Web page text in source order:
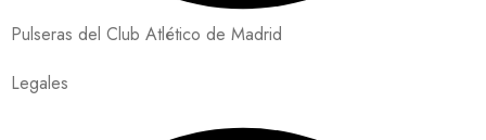
Pulseras del Club Atlético de Madrid
Legales